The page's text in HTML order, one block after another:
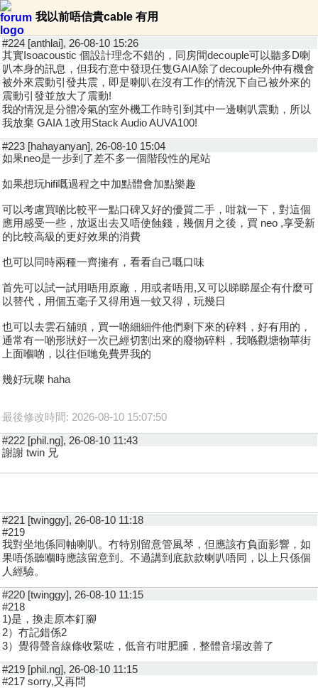
我以前唔信貴cable 有用
#224 [anthlai], 26-08-10 15:26
其實Isoacoustic 個設計理念不錯的，同房間decouple可以聽多D喇
叭本身的訊息，但我冇意中發現任隻GAIA除了decouple外仲有機會
被外來震動引發共震，即是喇叭在沒有工作的情況下自己被外來的
震動引發並放大了震動!
我的情況是分體冷氣的室外機工作時引到其中一邊喇叭震動，所以
我放棄 GAIA 1改用Stack Audio AUVA100!
#223 [hahayanyan], 26-08-10 15:04
如果neo是一步到了差不多一個階段性的尾站
如果想玩hifi嘅過程之中加點體會加點樂趣
可以考慮買啲比較平一點口碑又好的優質二手，咁就一下，對這個
應用感受一些，放返出去又唔使蝕錢，幾個月之後，買 neo ,享受新
的比較高級的更好效果的消費
也可以同時兩種一齊擁有，看看自己嘅口味
首先可以試一試用唔用原廠，用或者唔用,又可以睇睇屋企有什麼可
以替代，用個五毫子又得用過一蚊又得，玩幾日
也可以去雲石舖頭，買一啲細細件他們剩下來的碎料，好有用的，
通常有一啲形狀好一次已經切割出來的廢物碎料，我喺觀塘物華街
上面嗰啲，以往佢哋免費畀我的
幾好玩㗎 haha
最後修改時間: 2026-08-10 15:07:50
#222 [phil.ng], 26-08-10 11:43
謝謝 twin 兄
#221 [twinggy], 26-08-10 11:18
#219
我對坐地係同軸喇叭。冇特別留意管風琴，但應該冇負面影響，如
果唔係聽嗰時應該留意到。不過講到底款款喇叭唔同，以上只係個
人經驗。
#220 [twinggy], 26-08-10 11:15
#218
1)是，換走原本釘腳
2）冇記錯係2
3）覺得聲音線條收緊咗，低音冇咁肥腫，整體音場改善了
#219 [phil.ng], 26-08-10 11:15
#217 sorry,又再問